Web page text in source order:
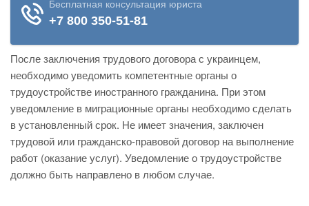
После заключения трудового договора с украинцем,
необходимо уведомить компетентные органы о
трудоустройстве иностранного гражданина. При этом
уведомление в миграционные органы необходимо сделать
в установленный срок. Не имеет значения, заключен
трудовой или гражданско-правовой договор на выполнение
работ (оказание услуг). Уведомление о трудоустройстве
должно быть направлено в любом случае.